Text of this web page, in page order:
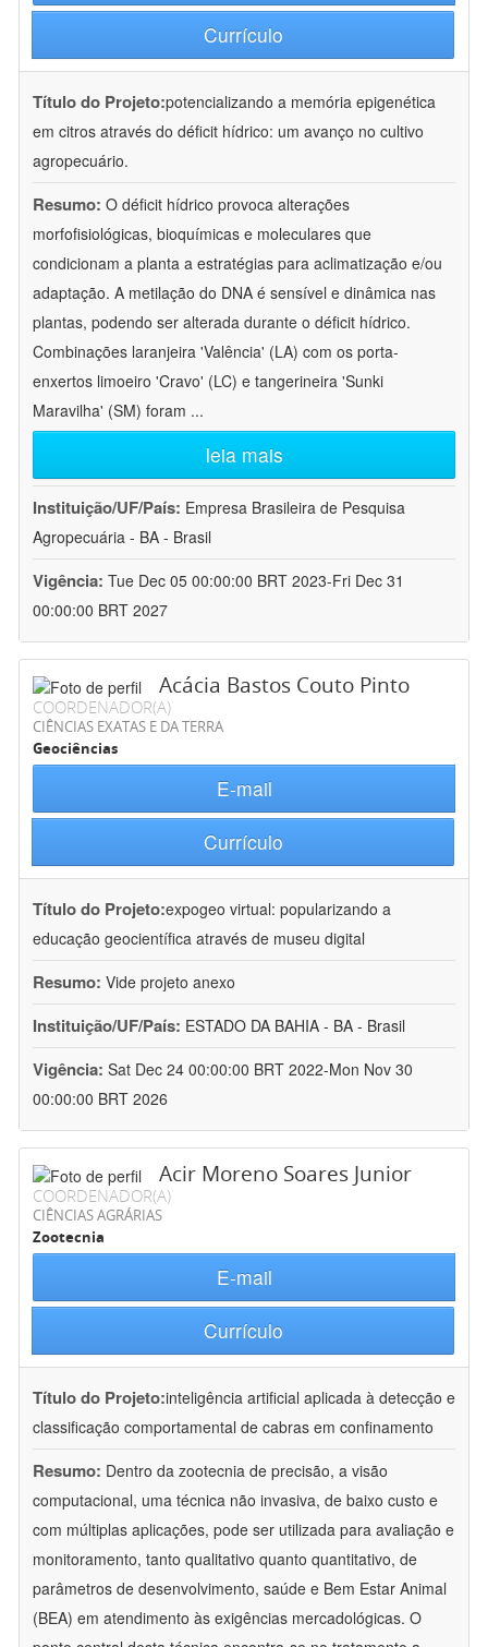
Currículo
Título do Projeto:potencializando a memória epigenética
em citros através do déficit hídrico: um avanço no cultivo
agropecuário.
Resumo: O déficit hídrico provoca alterações
morfofisiológicas, bioquímicas e moleculares que
condicionam a planta a estratégias para aclimatização e/ou
adaptação. A metilação do DNA é sensível e dinâmica nas
plantas, podendo ser alterada durante o déficit hídrico.
Combinações laranjeira 'Valência' (LA) com os porta-
enxertos limoeiro 'Cravo' (LC) e tangerineira 'Sunki
Maravilha' (SM) foram ...
leia mais
Instituição/UF/País: Empresa Brasileira de Pesquisa
Agropecuária - BA - Brasil
Vigência: Tue Dec 05 00:00:00 BRT 2023-Fri Dec 31
00:00:00 BRT 2027
Acácia Bastos Couto Pinto
COORDENADOR(A)
CIÊNCIAS EXATAS E DA TERRA
Geociências
E-mail
Currículo
Título do Projeto:expogeo virtual: popularizando a
educação geocientífica através de museu digital
Resumo: Vide projeto anexo
Instituição/UF/País: ESTADO DA BAHIA - BA - Brasil
Vigência: Sat Dec 24 00:00:00 BRT 2022-Mon Nov 30
00:00:00 BRT 2026
Acir Moreno Soares Junior
COORDENADOR(A)
CIÊNCIAS AGRÁRIAS
Zootecnia
E-mail
Currículo
Título do Projeto:inteligência artificial aplicada à detecção e
classificação comportamental de cabras em confinamento
Resumo: Dentro da zootecnia de precisão, a visão
computacional, uma técnica não invasiva, de baixo custo e
com múltiplas aplicações, pode ser utilizada para avaliação e
monitoramento, tanto qualitativo quanto quantitativo, de
parâmetros de desenvolvimento, saúde e Bem Estar Animal
(BEA) em atendimento às exigências mercadológicas. O